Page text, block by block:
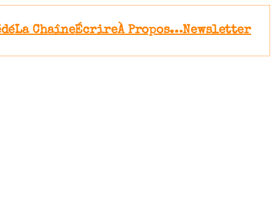
La ChaîneÉcrireÀ Propos…Newsletter